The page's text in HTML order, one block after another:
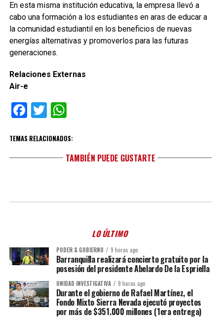
En esta misma institución educativa, la empresa llevó a
cabo una formación a los estudiantes en aras de educar a
la comunidad estudiantil en los beneficios de nuevas
energías alternativas y promoverlos para las futuras
generaciones.
Relaciones Externas
Air-e
Facebook
TwitterWhatsApp
TEMAS RELACIONADOS:
TAMBIÉN PUEDE GUSTARTE
LO ÚLTIMO
PODER & GOBIERNO 9 horas ago
Barranquilla realizará concierto gratuito por la
posesión del presidente Abelardo De la Espriella
UNIDAD INVESTIGATIVA 9 horas ago
Durante el gobierno de Rafael Martínez, el
Fondo Mixto Sierra Nevada ejecutó proyectos
por más de $351.000 millones (1era entrega)